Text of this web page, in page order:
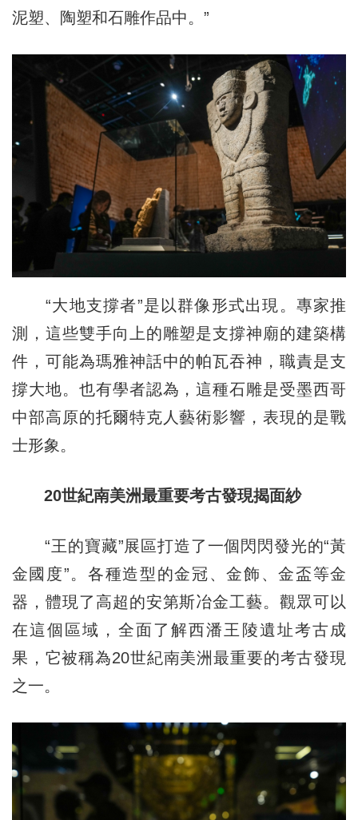
泥塑、陶塑和石雕作品中。”
“大地支撐者”是以群像形式出現。專家推
測，這些雙手向上的雕塑是支撐神廟的建築構
件，可能為瑪雅神話中的帕瓦吞神，職責是支
撐大地。也有學者認為，這種石雕是受墨西哥
中部高原的托爾特克人藝術影響，表現的是戰
士形象。
20世紀南美洲最重要考古發現揭面紗
“王的寶藏”展區打造了一個閃閃發光的“黃
金國度”。各種造型的金冠、金飾、金盃等金
器，體現了高超的安第斯冶金工藝。觀眾可以
在這個區域，全面了解西潘王陵遺址考古成
果，它被稱為20世紀南美洲最重要的考古發現
之一。